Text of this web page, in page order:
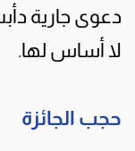
دعوى جارية
لا أساس لها.
حجب الجائزة